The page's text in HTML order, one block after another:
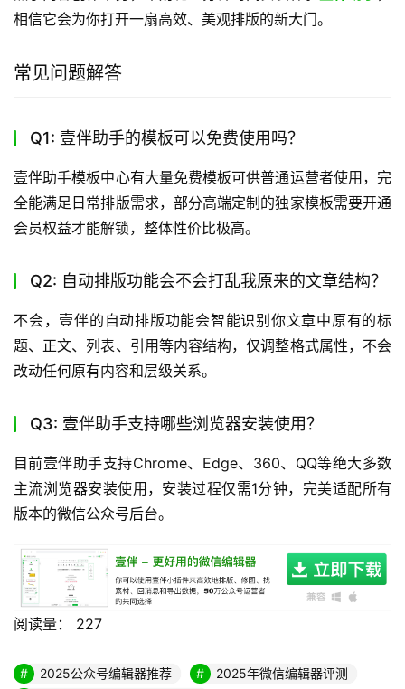
相信它会为你打开一扇高效、美观排版的新大门。
常见问题解答
Q1: 壹伴助手的模板可以免费使用吗？
壹伴助手模板中心有大量免费模板可供普通运营者使用，完
全能满足日常排版需求，部分高端定制的独家模板需要开通
会员权益才能解锁，整体性价比极高。
Q2: 自动排版功能会不会打乱我原来的文章结构？
不会，壹伴的自动排版功能会智能识别你文章中原有的标
题、正文、列表、引用等内容结构，仅调整格式属性，不会
改动任何原有内容和层级关系。
Q3: 壹伴助手支持哪些浏览器安装使用？
目前壹伴助手支持Chrome、Edge、360、QQ等绝大多数
主流浏览器安装使用，安装过程仅需1分钟，完美适配所有
版本的微信公众号后台。
阅读量： 227
2025公众号编辑器推荐
2025年微信编辑器评测